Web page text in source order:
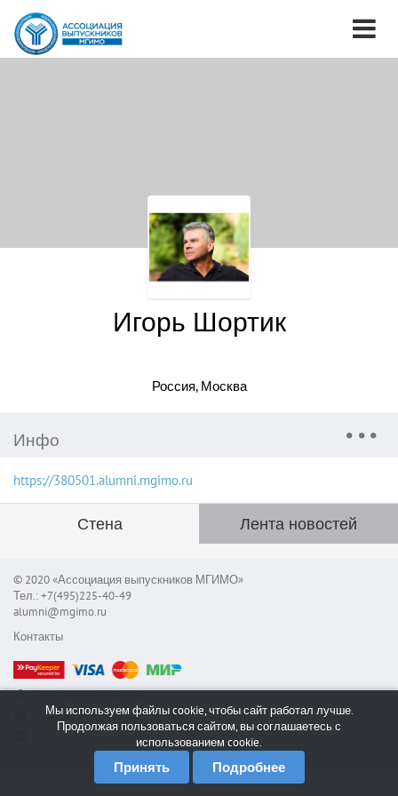
Игорь Шортик
Россия, Москва
Инфо
https://380501.alumni.mgimo.ru
Стена Лента новостей
© 2020 «Ассоциация выпускников МГИМО»
Тел.: +7(495)225-40-49
alumni@mgimo.ru
Контакты
Сообщить об ошибке
Служба поддержки
Мы используем файлы cookie, чтобы сайт работал лучше.
Продолжая пользоваться сайтом, вы соглашаетесь с
использованием cookie.
Принять Подробнее